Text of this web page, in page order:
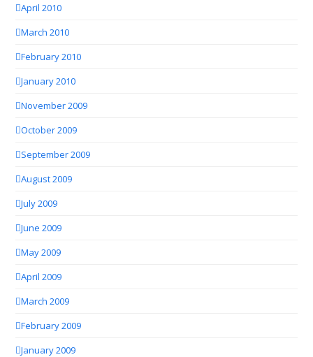
April 2010
March 2010
February 2010
January 2010
November 2009
October 2009
September 2009
August 2009
July 2009
June 2009
May 2009
April 2009
March 2009
February 2009
January 2009